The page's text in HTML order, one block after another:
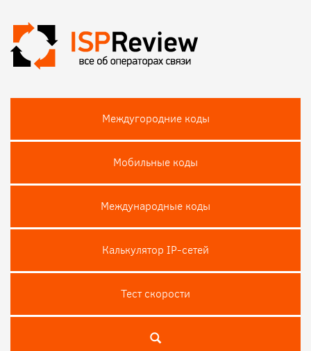
Междугородние коды
Мобильные коды
Международные коды
Калькулятор IP-сетей
Тест скороcти